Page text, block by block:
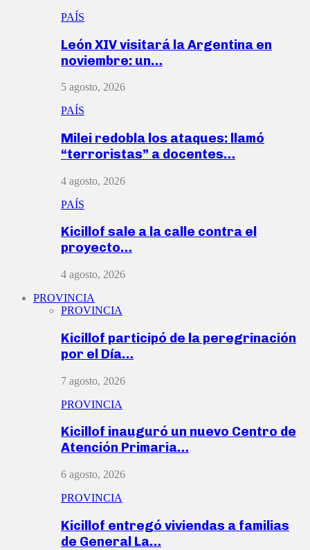
PAÍS
León XIV visitará la Argentina en
noviembre: un…
5 agosto, 2026
PAÍS
Milei redobla los ataques: llamó
“terroristas” a docentes…
4 agosto, 2026
PAÍS
Kicillof sale a la calle contra el
proyecto…
4 agosto, 2026
PROVINCIA
PROVINCIA
Kicillof participó de la peregrinación
por el Día…
7 agosto, 2026
PROVINCIA
Kicillof inauguró un nuevo Centro de
Atención Primaria…
6 agosto, 2026
PROVINCIA
Kicillof entregó viviendas a familias
de General La…